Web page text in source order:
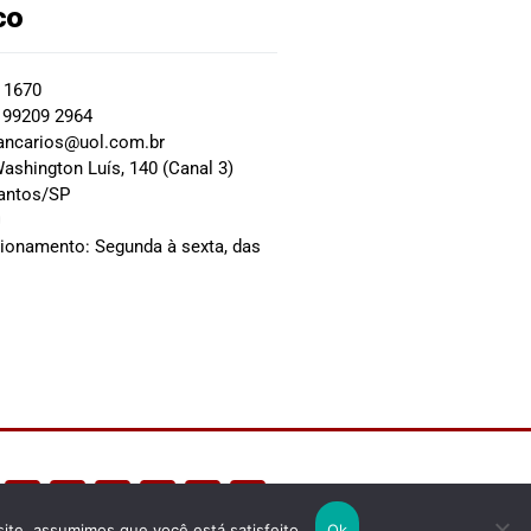
2964
Luís, 140 (Canal 3)
SP
Segunda à sexta, das